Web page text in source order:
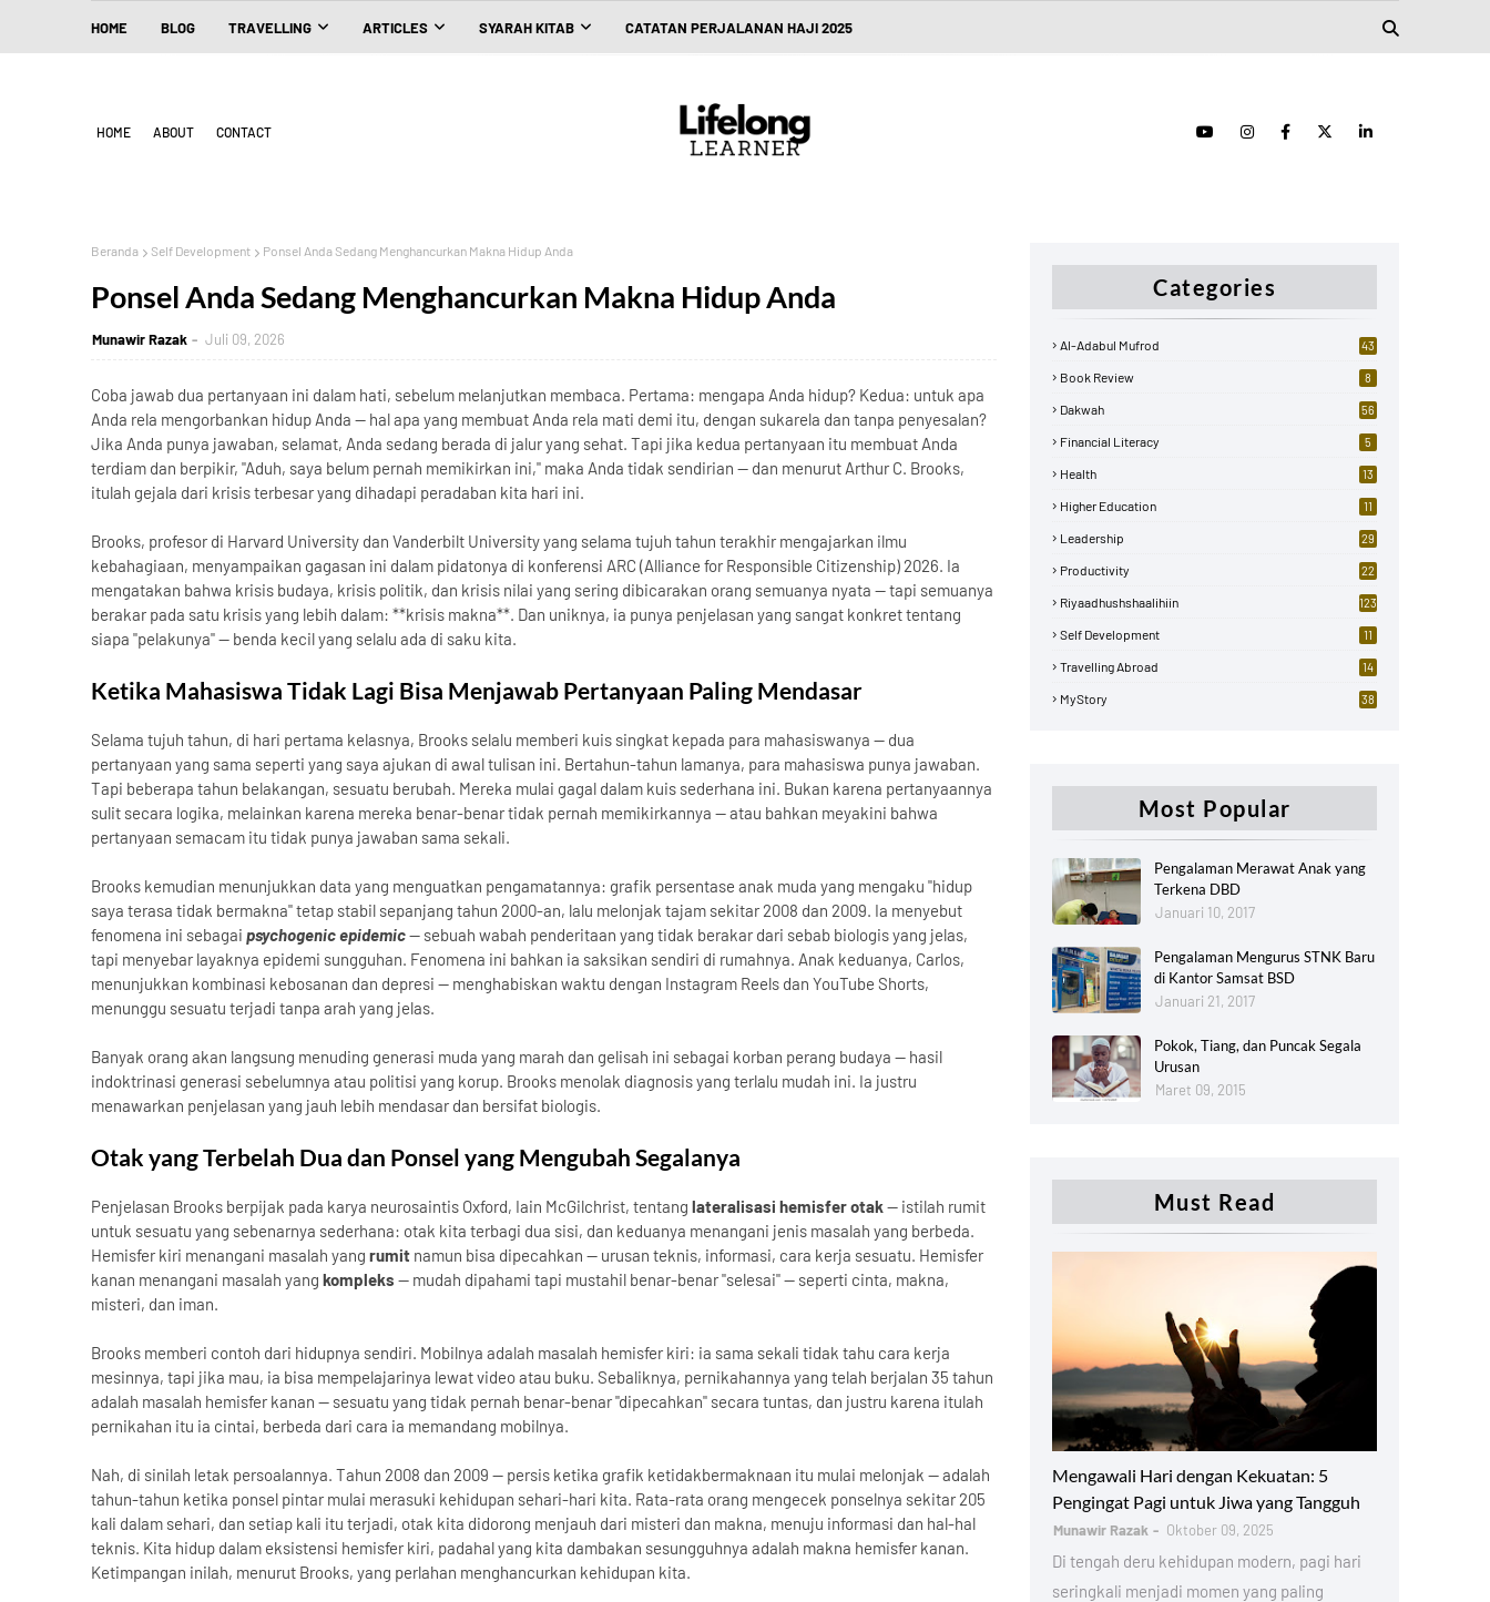
HOME BLOG TRAVELLING ARTICLES SYARAH KITAB CATATAN PERJALANAN HAJI 2025
HOME ABOUT CONTACT
Beranda Self Development Ponsel Anda Sedang Menghancurkan Makna Hidup Anda
Ponsel Anda Sedang Menghancurkan Makna Hidup Anda
Munawir Razak Juli 09, 2026
Coba jawab dua pertanyaan ini dalam hati, sebelum melanjutkan membaca. Pertama: mengapa Anda hidup? Kedua: untuk apa
Anda rela mengorbankan hidup Anda — hal apa yang membuat Anda rela mati demi itu, dengan sukarela dan tanpa penyesalan?
Jika Anda punya jawaban, selamat, Anda sedang berada di jalur yang sehat. Tapi jika kedua pertanyaan itu membuat Anda
terdiam dan berpikir, "Aduh, saya belum pernah memikirkan ini," maka Anda tidak sendirian — dan menurut Arthur C. Brooks,
itulah gejala dari krisis terbesar yang dihadapi peradaban kita hari ini.
Brooks, profesor di Harvard University dan Vanderbilt University yang selama tujuh tahun terakhir mengajarkan ilmu
kebahagiaan, menyampaikan gagasan ini dalam pidatonya di konferensi ARC (Alliance for Responsible Citizenship) 2026. Ia
mengatakan bahwa krisis budaya, krisis politik, dan krisis nilai yang sering dibicarakan orang semuanya nyata — tapi semuanya
berakar pada satu krisis yang lebih dalam: **krisis makna**. Dan uniknya, ia punya penjelasan yang sangat konkret tentang
siapa "pelakunya" — benda kecil yang selalu ada di saku kita.
Ketika Mahasiswa Tidak Lagi Bisa Menjawab Pertanyaan Paling Mendasar
Selama tujuh tahun, di hari pertama kelasnya, Brooks selalu memberi kuis singkat kepada para mahasiswanya — dua
pertanyaan yang sama seperti yang saya ajukan di awal tulisan ini. Bertahun-tahun lamanya, para mahasiswa punya jawaban.
Tapi beberapa tahun belakangan, sesuatu berubah. Mereka mulai gagal dalam kuis sederhana ini. Bukan karena pertanyaannya
sulit secara logika, melainkan karena mereka benar-benar tidak pernah memikirkannya — atau bahkan meyakini bahwa
pertanyaan semacam itu tidak punya jawaban sama sekali.
Brooks kemudian menunjukkan data yang menguatkan pengamatannya: grafik persentase anak muda yang mengaku "hidup
saya terasa tidak bermakna" tetap stabil sepanjang tahun 2000-an, lalu melonjak tajam sekitar 2008 dan 2009. Ia menyebut
fenomena ini sebagai psychogenic epidemic— sebuah wabah penderitaan yang tidak berakar dari sebab biologis yang jelas,
tapi menyebar layaknya epidemi sungguhan. Fenomena ini bahkan ia saksikan sendiri di rumahnya. Anak keduanya, Carlos,
menunjukkan kombinasi kebosanan dan depresi — menghabiskan waktu dengan Instagram Reels dan YouTube Shorts,
menunggu sesuatu terjadi tanpa arah yang jelas.
Banyak orang akan langsung menuding generasi muda yang marah dan gelisah ini sebagai korban perang budaya — hasil
indoktrinasi generasi sebelumnya atau politisi yang korup. Brooks menolak diagnosis yang terlalu mudah ini. Ia justru
menawarkan penjelasan yang jauh lebih mendasar dan bersifat biologis.
Otak yang Terbelah Dua dan Ponsel yang Mengubah Segalanya
Penjelasan Brooks berpijak pada karya neurosaintis Oxford, Iain McGilchrist, tentang lateralisasi hemisfer otak— istilah rumit
untuk sesuatu yang sebenarnya sederhana: otak kita terbagi dua sisi, dan keduanya menangani jenis masalah yang berbeda.
Hemisfer kiri menangani masalah yang rumit namun bisa dipecahkan — urusan teknis, informasi, cara kerja sesuatu. Hemisfer
kanan menangani masalah yang kompleks — mudah dipahami tapi mustahil benar-benar "selesai" — seperti cinta, makna,
misteri, dan iman.
Brooks memberi contoh dari hidupnya sendiri. Mobilnya adalah masalah hemisfer kiri: ia sama sekali tidak tahu cara kerja
mesinnya, tapi jika mau, ia bisa mempelajarinya lewat video atau buku. Sebaliknya, pernikahannya yang telah berjalan 35 tahun
adalah masalah hemisfer kanan — sesuatu yang tidak pernah benar-benar "dipecahkan" secara tuntas, dan justru karena itulah
pernikahan itu ia cintai, berbeda dari cara ia memandang mobilnya.
Nah, di sinilah letak persoalannya. Tahun 2008 dan 2009 — persis ketika grafik ketidakbermaknaan itu mulai melonjak — adalah
tahun-tahun ketika ponsel pintar mulai merasuki kehidupan sehari-hari kita. Rata-rata orang mengecek ponselnya sekitar 205
kali dalam sehari, dan setiap kali itu terjadi, otak kita didorong menjauh dari misteri dan makna, menuju informasi dan hal-hal
teknis. Kita hidup dalam eksistensi hemisfer kiri, padahal yang kita dambakan sesungguhnya adalah makna hemisfer kanan.
Ketimpangan inilah, menurut Brooks, yang perlahan menghancurkan kehidupan kita.
Categories
Al-Adabul Mufrod 43
Book Review 8
Dakwah 56
Financial Literacy 5
Health 13
Higher Education 11
Leadership 29
Productivity 22
Riyaadhushshaalihiin 123
Self Development 11
Travelling Abroad 14
MyStory 38
Most Popular
Pengalaman Merawat Anak yang
Terkena DBD
Januari 10, 2017
Pengalaman Mengurus STNK Baru
di Kantor Samsat BSD
Januari 21, 2017
Pokok, Tiang, dan Puncak Segala
Urusan
Maret 09, 2015
Must Read
Mengawali Hari dengan Kekuatan: 5
Pengingat Pagi untuk Jiwa yang Tangguh
Munawir Razak Oktober 09, 2025
Di tengah deru kehidupan modern, pagi hari
seringkali menjadi momen yang paling